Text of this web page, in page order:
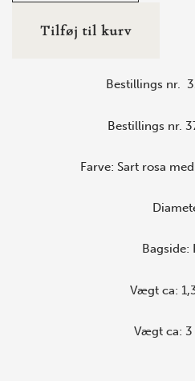
Tilføj til kurv
Bestillings nr.
Bestillings nr.
Farve: Sart rosa
Bagside:
Vægt ca:
Vægt ca: 3